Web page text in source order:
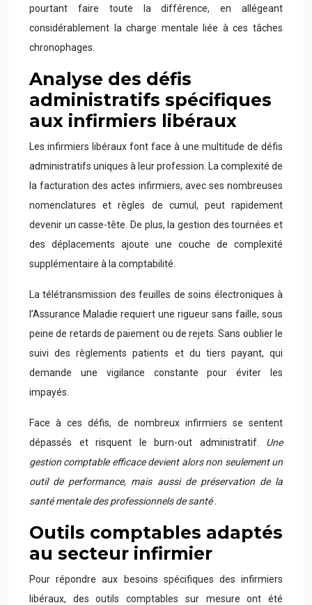
pourtant faire toute la différence, en allégeant
considérablement la charge mentale liée à ces tâches
chronophages.
Analyse des défis
administratifs spécifiques
aux infirmiers libéraux
Les infirmiers libéraux font face à une multitude de défis
administratifs uniques à leur profession. La complexité de
la facturation des actes infirmiers, avec ses nombreuses
nomenclatures et règles de cumul, peut rapidement
devenir un casse-tête. De plus, la gestion des tournées et
des déplacements ajoute une couche de complexité
supplémentaire à la comptabilité.
La télétransmission des feuilles de soins électroniques à
l’Assurance Maladie requiert une rigueur sans faille, sous
peine de retards de paiement ou de rejets. Sans oublier le
suivi des règlements patients et du tiers payant, qui
demande une vigilance constante pour éviter les
impayés.
Face à ces défis, de nombreux infirmiers se sentent
dépassés et risquent le burn-out administratif. Une
gestion comptable efficace devient alors non seulement un
outil de performance, mais aussi de préservation de la
santé mentale des professionnels de santé
Outils comptables adaptés
au secteur infirmier
Pour répondre aux besoins spécifiques des infirmiers
libéraux, des outils comptables sur mesure ont été